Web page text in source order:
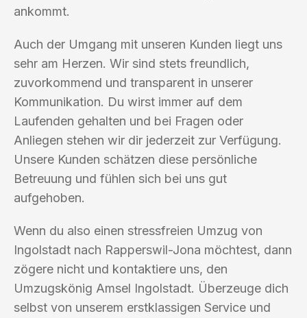
ankommt.
Auch der Umgang mit unseren Kunden liegt uns
sehr am Herzen. Wir sind stets freundlich,
zuvorkommend und transparent in unserer
Kommunikation. Du wirst immer auf dem
Laufenden gehalten und bei Fragen oder
Anliegen stehen wir dir jederzeit zur Verfügung.
Unsere Kunden schätzen diese persönliche
Betreuung und fühlen sich bei uns gut
aufgehoben.
Wenn du also einen stressfreien Umzug von
Ingolstadt nach Rapperswil-Jona möchtest, dann
zögere nicht und kontaktiere uns, den
Umzugskönig Amsel Ingolstadt. Überzeuge dich
selbst von unserem erstklassigen Service und